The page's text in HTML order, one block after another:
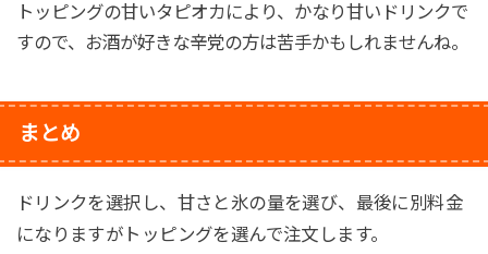
トッピングの甘いタピオカにより、かなり甘いドリンクで
すので、お酒が好きな辛党の方は苦手かもしれませんね。
まとめ
ドリンクを選択し、甘さと氷の量を選び、最後に別料金
になりますがトッピングを選んで注文します。